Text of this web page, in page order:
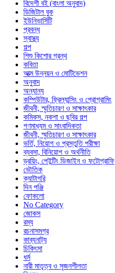
বিদেশী বই (বাংলা অনুবাদ)
ডিজিটাল বুক
ইউনিভার্সিটি
প্রবন্ধ
স্বাস্থ্য
গল্প
শিশু কিশোর গ্রন্থ
কবিতা
আত্ম উন্নয়ন ও মোটিভেশন
অনুবাদ
অন্যান্য
কম্পিউটার, ফ্রিল্যান্সিং ও প্রোগ্রামিং
জীবনী, স্মৃতিচারণ ও সাক্ষাৎকার
কমিকস, নকশা ও ছবির গল্প
গণমাধ্যম ও সাংবাদিকতা
জীবনী, স্মৃতিচারণ ও সাক্ষাৎকার
ভর্তি, নিয়োগ ও প্রস্তুতি পরীক্ষা
ব্যবসা, বিনিয়োগ ও অর্থনীতি
ড্রয়িং, পেইন্টিং ডিজাইন ও ফটোগ্রাফি
ভৌতিক
ক্যাটাগরি
দিন পঞ্জি
ফোকলো
No Category
জোকস
রম্য
রচনাসমগ্র
কাব্যনাট্য
চিকিৎসা
ধর্ম
নারী মাতৃত্ব ও সৃজনশীলতা